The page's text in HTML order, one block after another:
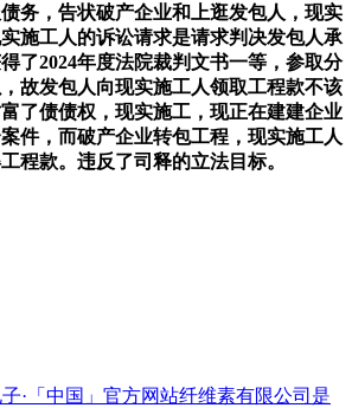
务，告状破产企业和上逛发包人，现实
施工人的诉讼请求是请求判决发包人承
了2024年度法院裁判文书一等，参取分
故发包人向现实施工人领取工程款不该
了债债权，现实施工，现正在建建企业
件，而破产企业转包工程，现实施工人
程款。违反了司释的立法目标。
·「中国」官方网站纤维素有限公司是